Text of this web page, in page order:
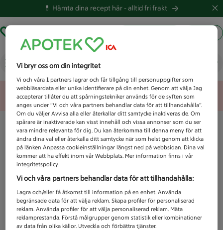
💊 Hämta dina recept här -alltid fri frakt
Vad letar du efter idag?
Unknown error
Vi bryr oss om din integritet
Vi och våra1 partners lagrar och får tillgång till personuppgifter som
webbläsardata eller unika identifierare på din enhet. Genom att välja Jag
accepterar tillåter du att spårningstekniker används för de syften som
anges under ”Vi och våra partners behandlar data för att tillhandahålla”.
Om du väljer Avvisa alla eller återkallar ditt samtycke inaktiveras de. Om
spårare är inaktiverade kan visst innehåll och vissa annonser som du ser
vara mindre relevanta för dig. Du kan återkomma till denna meny för att
ändra dina val eller återkalla ditt samtycke när som helst genom att klicka
på länken Anpassa cookieinställningar längst ned på webbsidan. Dina val
kommer att ha effekt inom vår Webbplats. Mer information finns i vår
integritetspolicy.
Vi och våra partners behandlar data för att tillhandahålla:
Lagra och/eller få åtkomst till information på en enhet. Använda
begränsade data för att välja reklam. Skapa profiler för personaliserad
reklam. Använda profiler för att välja personaliserad reklam. Mäta
reklamprestanda. Förstå målgrupper genom statistik eller kombinationer
av data från olika källor. Utveckla och förbättra tjänster.